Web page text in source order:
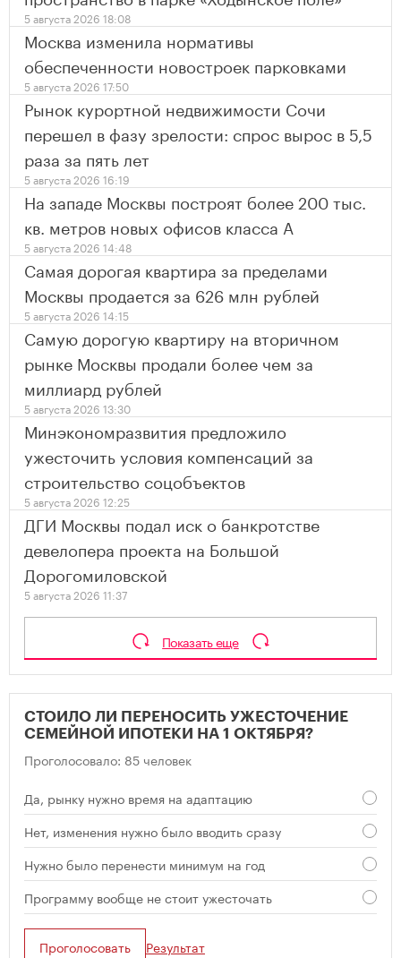
5 августа 2026 18:08
Москва изменила нормативы
обеспеченности новостроек парковками
5 августа 2026 17:50
Рынок курортной недвижимости Сочи
перешел в фазу зрелости: спрос вырос в 5,5
раза за пять лет
5 августа 2026 16:19
На западе Москвы построят более 200 тыс.
кв. метров новых офисов класса А
5 августа 2026 14:48
Самая дорогая квартира за пределами
Москвы продается за 626 млн рублей
5 августа 2026 14:15
Самую дорогую квартиру на вторичном
рынке Москвы продали более чем за
миллиард рублей
5 августа 2026 13:30
Минэкономразвития предложило
ужесточить условия компенсаций за
строительство соцобъектов
5 августа 2026 12:25
ДГИ Москвы подал иск о банкротстве
девелопера проекта на Большой
Дорогомиловской
5 августа 2026 11:37
Показать еще
СТОИЛО ЛИ ПЕРЕНОСИТЬ УЖЕСТОЧЕНИЕ
СЕМЕЙНОЙ ИПОТЕКИ НА 1 ОКТЯБРЯ?
Проголосовало: 85 человек
Да, рынку нужно время на адаптацию
Нет, изменения нужно было вводить сразу
Нужно было перенести минимум на год
Программу вообще не стоит ужесточать
Проголосовать Результат